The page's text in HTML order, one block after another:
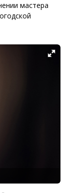
мастера